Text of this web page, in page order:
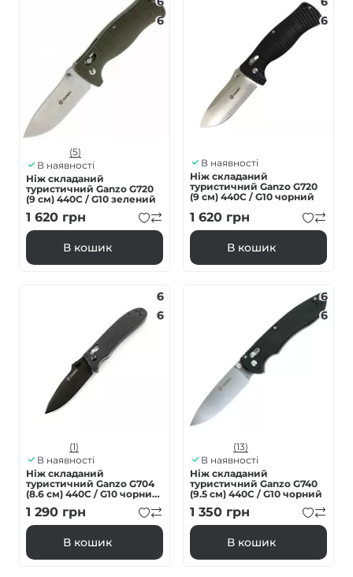
6
(5)
В наявності
Ніж складаний
туристичний Ganzo G720
(9 см) 440C / G10 зелений
1 620 грн
В кошик
6
В наявності
Ніж складаний
туристичний Ganzo G720
(9 см) 440C / G10 чорний
1 620 грн
В кошик
6
6
(1)
В наявності
Ніж складаний
туристичний Ganzo G704
(8.6 см) 440C / G10 чорний,
чорний клинок
1 290 грн
В кошик
6
6
(13)
В наявності
Ніж складаний
туристичний Ganzo G740
(9.5 см) 440C / G10 чорний
1 350 грн
В кошик